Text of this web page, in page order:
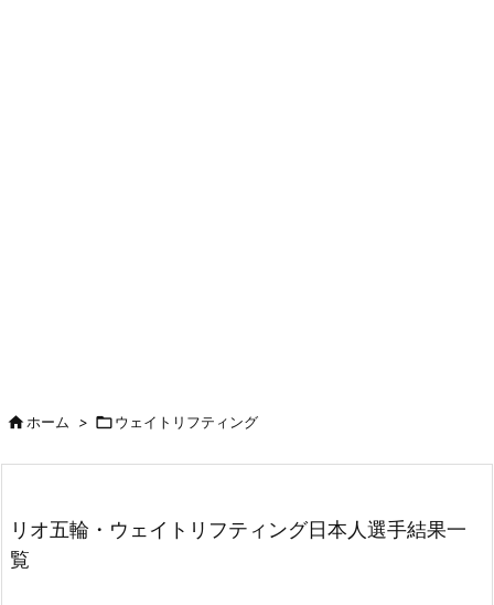
ホーム > ウェイトリフティング
リオ五輪・ウェイトリフティング日本人選手結果一
覧